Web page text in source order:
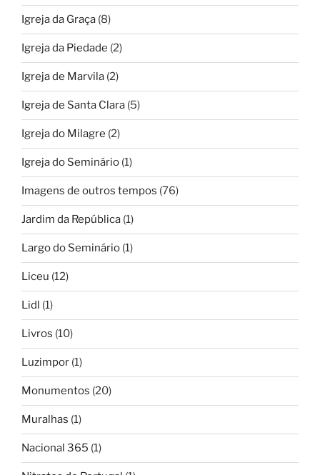
Igreja da Graça (8)
Igreja da Piedade (2)
Igreja de Marvila (2)
Igreja de Santa Clara (5)
Igreja do Milagre (2)
Igreja do Seminário (1)
Imagens de outros tempos (76)
Jardim da República (1)
Largo do Seminário (1)
Liceu (12)
Lidl (1)
Livros (10)
Luzimpor (1)
Monumentos (20)
Muralhas (1)
Nacional 365 (1)